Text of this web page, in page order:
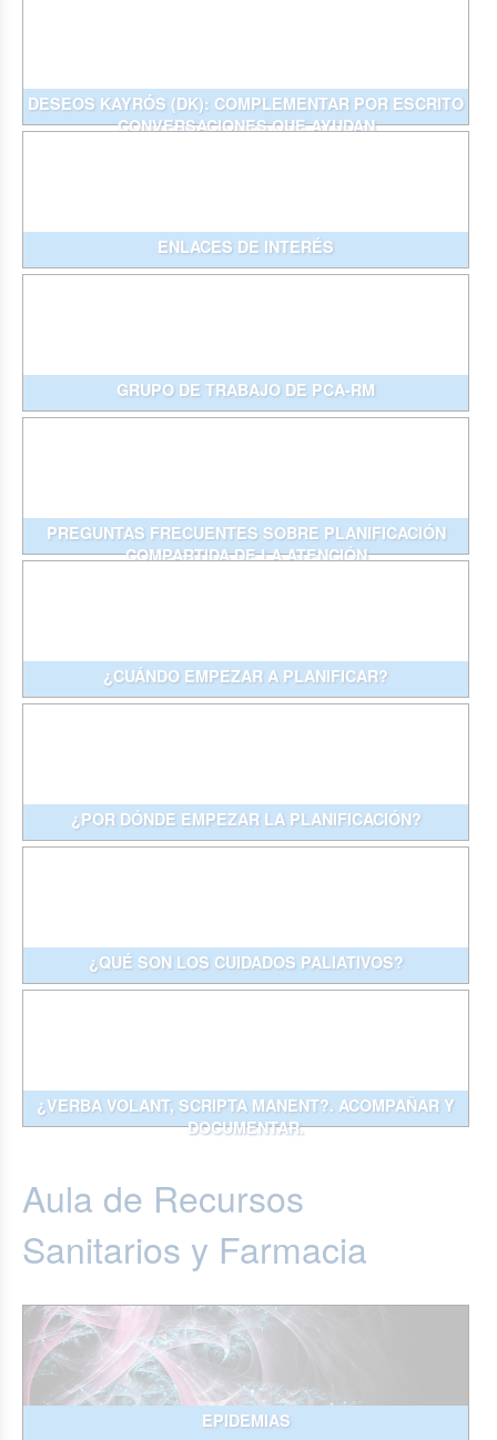
DESEOS KAYRÓS (DK): COMPLEMENTAR POR ESCRITO
CONVERSACIONES QUE AYUDAN
ENLACES DE INTERÉS
GRUPO DE TRABAJO DE PCA-RM
PREGUNTAS FRECUENTES SOBRE PLANIFICACIÓN
COMPARTIDA DE LA ATENCIÓN
¿CUÁNDO EMPEZAR A PLANIFICAR?
¿POR DÓNDE EMPEZAR LA PLANIFICACIÓN?
¿QUÉ SON LOS CUIDADOS PALIATIVOS?
¿VERBA VOLANT, SCRIPTA MANENT?. ACOMPAÑAR Y
DOCUMENTAR.
Aula de Recursos
Sanitarios y Farmacia
EPIDEMIAS